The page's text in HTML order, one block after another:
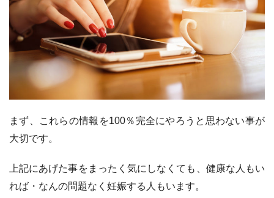
まず、これらの情報を100％完全にやろうと思わない事が
大切です。
上記にあげた事をまったく気にしなくても、健康な人もい
れば・なんの問題なく妊娠する人もいます。